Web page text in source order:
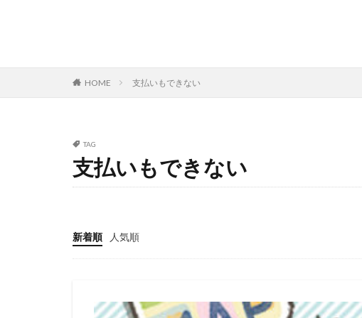
HOME 支払いもできない
TAG
支払いもできない
新着順 人気順